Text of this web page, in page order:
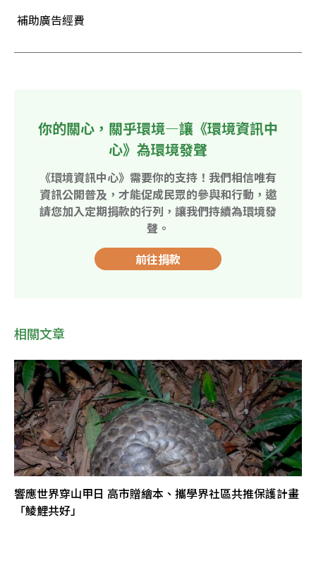
補助廣告經費
你的關心，關乎環境—讓《環境資訊中
心》為環境發聲
《環境資訊中心》需要你的支持！我們相信唯有
資訊公開普及，才能促成民眾的參與和行動，邀
請您加入定期捐款的行列，讓我們持續為環境發
聲。
前往捐款
相關文章
響應世界穿山甲日 高市贈繪本、攜學界社區共推保護計畫
「鯪鯉共好」